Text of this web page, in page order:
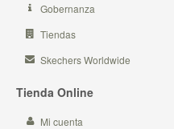
Gobernanza
Tiendas
Skechers Worldwide
Tienda Online
Mi cuenta